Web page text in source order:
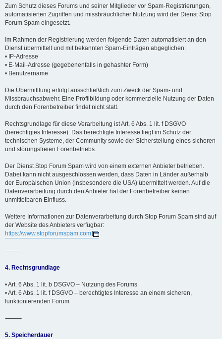
Zum Schutz dieses Forums und seiner Mitglieder vor Spam-Registrierungen,
automatisierten Zugriffen und missbräuchlicher Nutzung wird der Dienst Stop
Forum Spam eingesetzt.
Im Rahmen der Registrierung werden folgende Daten automatisiert an den
Dienst übermittelt und mit bekannten Spam-Einträgen abgeglichen:
• IP-Adresse
• E-Mail-Adresse (gegebenenfalls in gehashter Form)
• Benutzername
Die Übermittlung erfolgt ausschließlich zum Zweck der Spam- und
Missbrauchsabwehr. Eine Profilbildung oder kommerzielle Nutzung der Daten
durch den Forenbetreiber findet nicht statt.
Rechtsgrundlage für diese Verarbeitung ist Art. 6 Abs. 1 lit. f DSGVO
(berechtigtes Interesse). Das berechtigte Interesse liegt im Schutz der
technischen Systeme, der Community sowie der Sicherstellung eines sicheren
und störungsfreien Forenbetriebs.
Der Dienst Stop Forum Spam wird von einem externen Anbieter betrieben.
Dabei kann nicht ausgeschlossen werden, dass Daten in Länder außerhalb
der Europäischen Union (insbesondere die USA) übermittelt werden. Auf die
Datenverarbeitung durch den Anbieter hat der Forenbetreiber keinen
unmittelbaren Einfluss.
Weitere Informationen zur Datenverarbeitung durch Stop Forum Spam sind auf
der Website des Anbieters verfügbar:
https://www.stopforumspam.com
⸻
4. Rechtsgrundlage
• Art. 6 Abs. 1 lit. b DSGVO – Nutzung des Forums
• Art. 6 Abs. 1 lit. f DSGVO – berechtigtes Interesse an einem sicheren,
funktionierenden Forum
⸻
5. Speicherdauer